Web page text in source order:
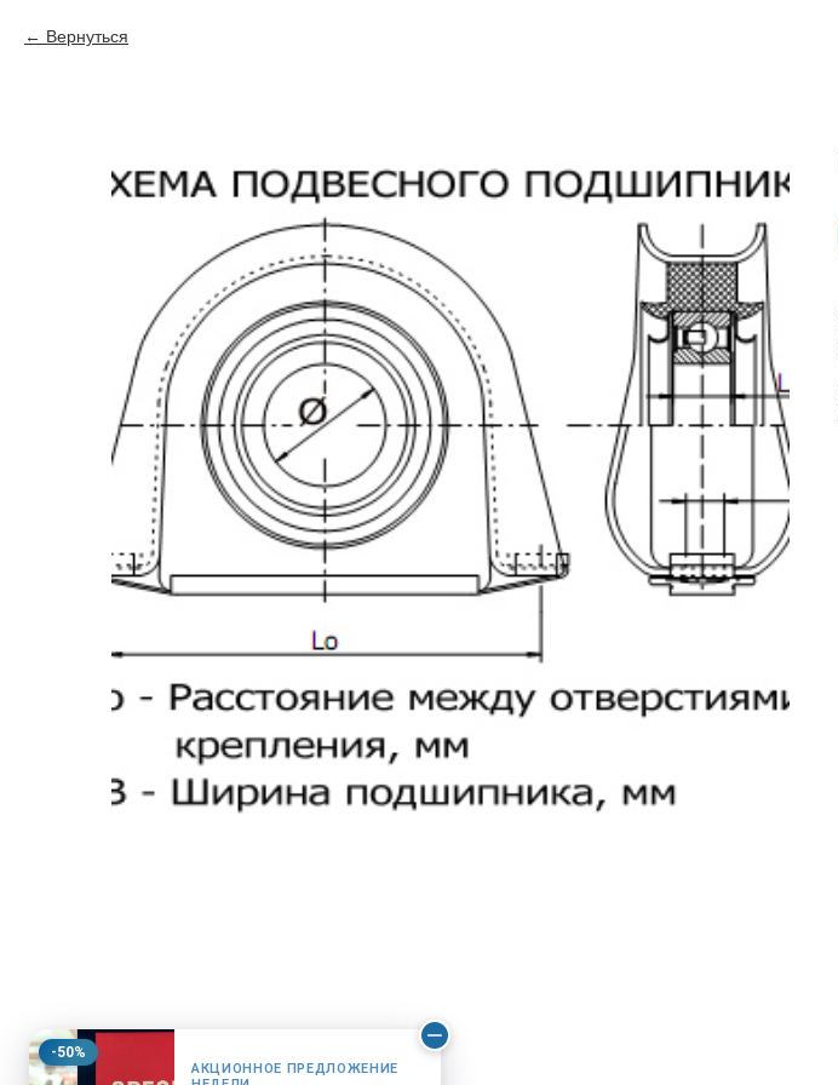
-50%
АКЦИОННОЕ ПРЕДЛОЖЕНИЕ
Вернуться